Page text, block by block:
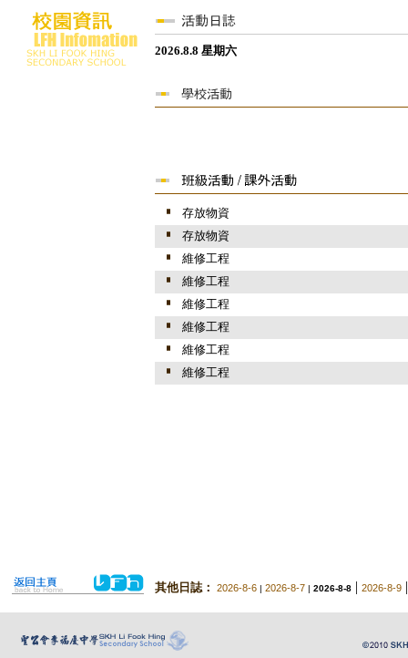
2026.8.8 星期六
存放物資
存放物資
維修工程
維修工程
維修工程
維修工程
維修工程
維修工程
其他日誌： 2026-8-6 | 2026-8-7 | 2026-8-8 | 2026-8-9